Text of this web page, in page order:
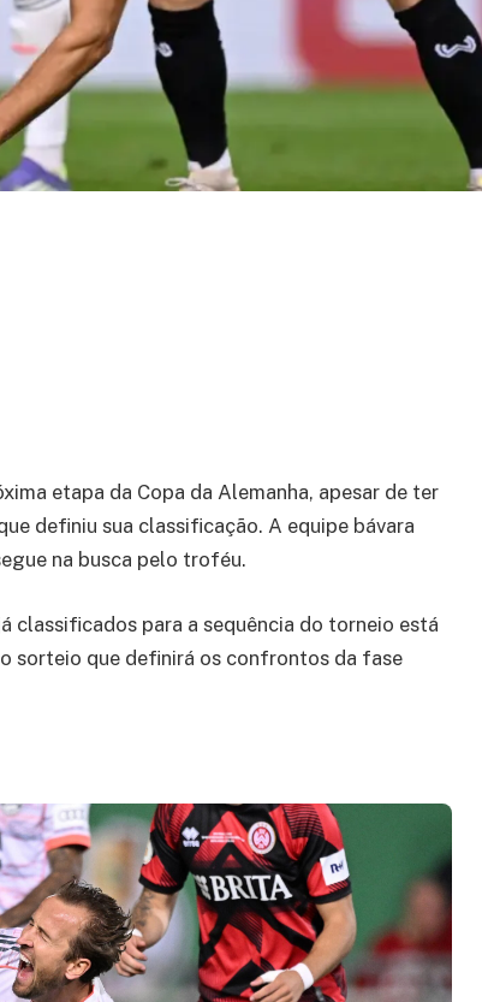
etapa da Copa da Alemanha, apesar de ter
definiu sua classificação. A equipe bávara
na busca pelo troféu.
classificados para a sequência do torneio está
sorteio que definirá os confrontos da fase